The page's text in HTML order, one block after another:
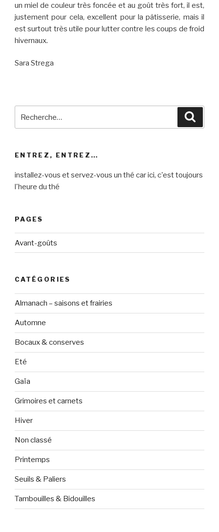
un miel de couleur très foncée et au goût très fort, il est,
justement pour cela, excellent pour la pâtisserie, mais il
est surtout très utile pour lutter contre les coups de froid
hivernaux.
Sara Strega
pour
ENTREZ, ENTREZ…
installez-vous et servez-vous un thé car ici, c'est toujours
l'heure du thé
PAGES
Avant-goûts
CATÉGORIES
Almanach – saisons et frairies
Automne
Bocaux & conserves
Eté
Gaïa
Grimoires et carnets
Hiver
Non classé
Printemps
Seuils & Paliers
Tambouilles & Bidouilles